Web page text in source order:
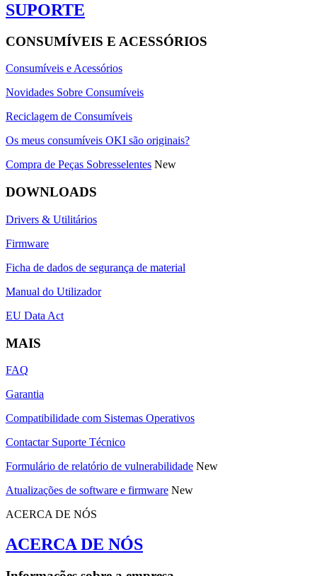
SUPORTE
CONSUMÍVEIS E ACESSÓRIOS
Consumíveis e Acessórios
Novidades Sobre Consumíveis
Reciclagem de Consumíveis
Os meus consumíveis OKI são originais?
Compra de Peças Sobresselentes New
DOWNLOADS
Drivers & Utilitários
Firmware
Ficha de dados de segurança de material
Manual do Utilizador
EU Data Act
MAIS
FAQ
Garantia
Compatibilidade com Sistemas Operativos
Contactar Suporte Técnico
Formulário de relatório de vulnerabilidade New
Atualizações de software e firmware New
ACERCA DE NÓS
ACERCA DE NÓS